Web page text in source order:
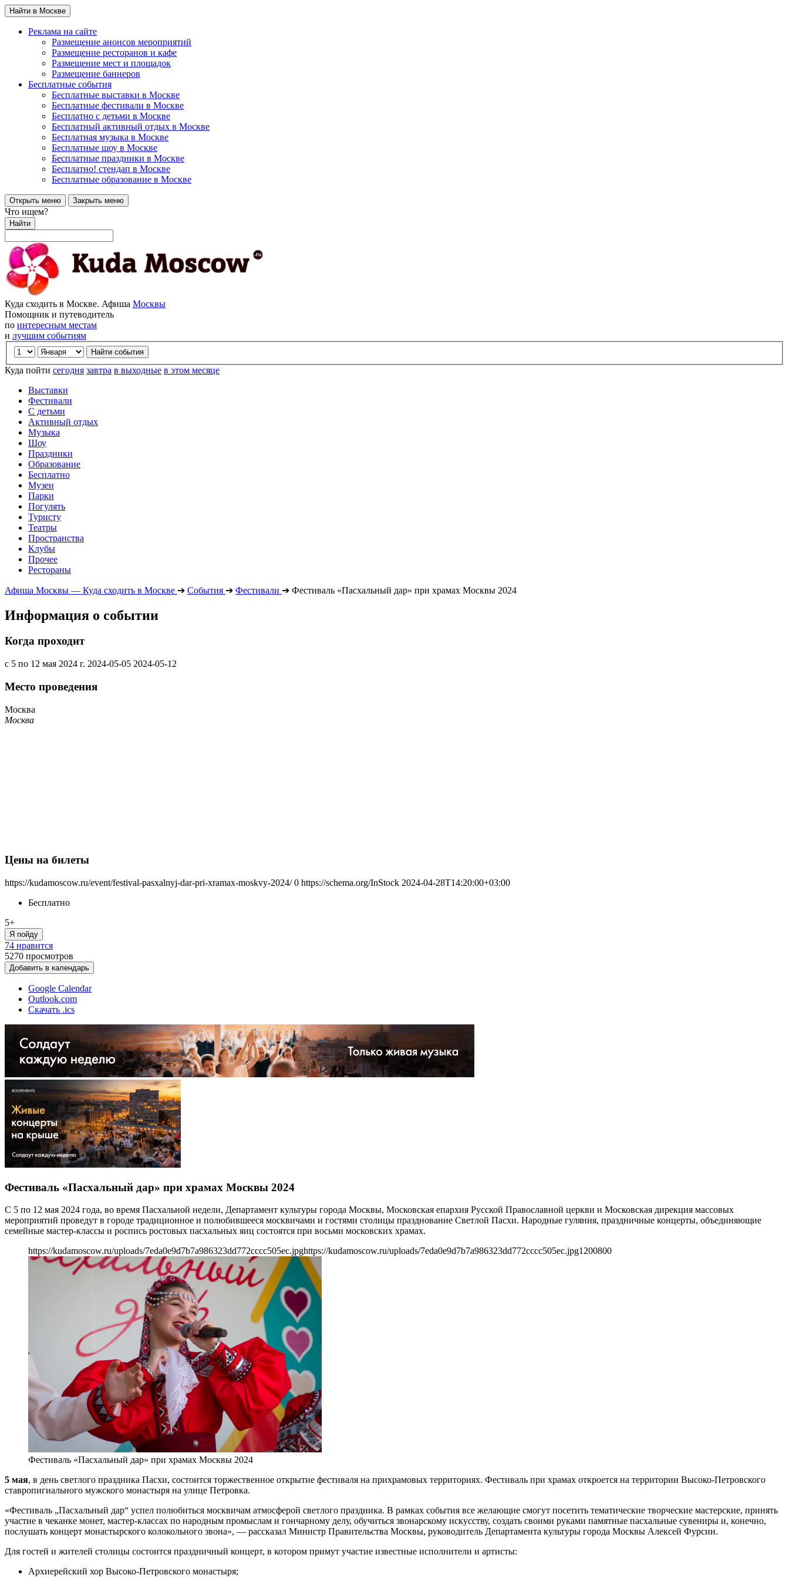
Найти в Москве
Реклама на сайте
Размещение анонсов мероприятий
Размещение ресторанов и кафе
Размещение мест и площадок
Размещение баннеров
Бесплатные события
Бесплатные выставки в Москве
Бесплатные фестивали в Москве
Бесплатно с детьми в Москве
Бесплатный активный отдых в Москве
Бесплатная музыка в Москве
Бесплатные шоу в Москве
Бесплатные праздники в Москве
Бесплатно! стендап в Москве
Бесплатные образование в Москве
Открыть меню Закрыть меню
Что ищем?
Найти
Куда сходить в Москве. Афиша Москвы
Помощник и путеводитель
по интересным местам
и лучшим событиям
Куда пойти сегодня завтра в выходные в этом месяце
Выставки
Фестивали
С детьми
Активный отдых
Музыка
Шоу
Праздники
Образование
Бесплатно
Музеи
Парки
Погулять
Туристу
Театры
Пространства
Клубы
Прочее
Рестораны
Афиша Москвы — Куда сходить в Москве ➔ События ➔ Фестивали ➔ Фестиваль «Пасхальный дар» при храмах Москвы 2024
Информация о событии
Когда проходит
с 5 по 12 мая 2024 г. 2024-05-05 2024-05-12
Место проведения
Москва
Москва
Цены на билеты
https://kudamoscow.ru/event/festival-pasxalnyj-dar-pri-xramax-moskvy-2024/ 0 https://schema.org/InStock 2024-04-28T14:20:00+03:00
Бесплатно
5+
Я пойду
74 нравится
5270 просмотров
Добавить в календарь
Google Calendar
Outlook.com
Скачать .ics
Фестиваль «Пасхальный дар» при храмах Москвы 2024
С 5 по 12 мая 2024 года, во время Пасхальной недели, Департамент культуры города Москвы, Московская епархия Русской Православной церкви и Московская дирекция массовых
мероприятий проведут в городе традиционное и полюбившееся москвичами и гостями столицы празднование Светлой Пасхи. Народные гуляния, праздничные концерты, объединяющие
семейные мастер-классы и роспись ростовых пасхальных яиц состоятся при восьми московских храмах.
https://kudamoscow.ru/uploads/7eda0e9d7b7a986323dd772cccc505ec.jpghttps://kudamoscow.ru/uploads/7eda0e9d7b7a986323dd772cccc505ec.jpg1200800
Фестиваль «Пасхальный дар» при храмах Москвы 2024
5 мая, в день светлого праздника Пасхи, состоится торжественное открытие фестиваля на прихрамовых территориях. Фестиваль при храмах откроется на территории Высоко-Петровского
ставропигиального мужского монастыря на улице Петровка.
«Фестиваль „Пасхальный дар“ успел полюбиться москвичам атмосферой светлого праздника. В рамках события все желающие смогут посетить тематические творческие мастерские, принять
участие в чеканке монет, мастер-классах по народным промыслам и гончарному делу, обучиться звонарскому искусству, создать своими руками памятные пасхальные сувениры и, конечно,
послушать концерт монастырского колокольного звона», — рассказал Министр Правительства Москвы, руководитель Департамента культуры города Москвы Алексей Фурсин.
Для гостей и жителей столицы состоится праздничный концерт, в котором примут участие известные исполнители и артисты:
Архиерейский хор Высоко-Петровского монастыря;